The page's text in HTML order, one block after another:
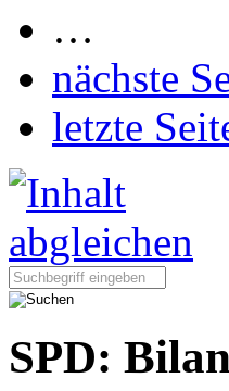
…
nächste
letzte
Seite durchsuchen:
SPD: